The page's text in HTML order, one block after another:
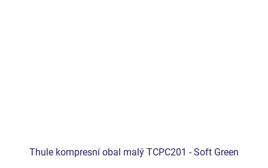
Thule kompresní obal malý TCPC201 - Soft Green